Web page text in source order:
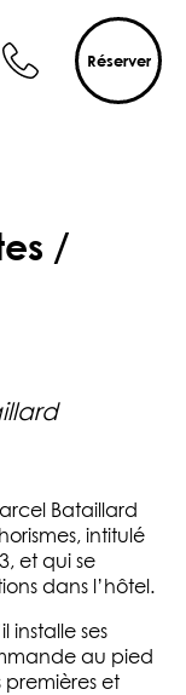
Réserver
/
Bataillard
intitulé
et qui se
dans l’hôtel.
installe ses
au pied
premières et